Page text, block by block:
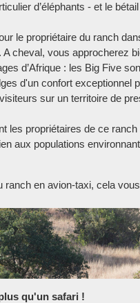
d’éléphants - et le
le propriétaire du ranch
cheval, vous approcherez
d’Afrique : les Big Five
d'un confort exceptionnel
sur un territoire de
les propriétaires de ce ranch
aux populations
ranch en avion-taxi, cela
qu'un safari !